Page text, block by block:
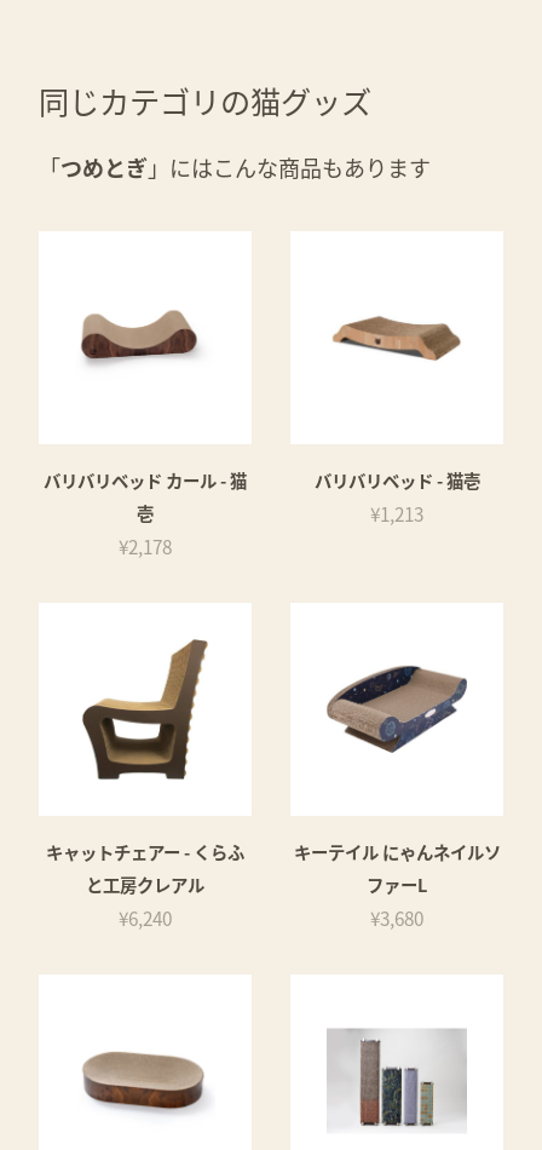
同じカテゴリの猫グッズ
「つめとぎ」にはこんな商品もあります
バリバリベッド カール - 猫
壱
¥2,178
バリバリベッド - 猫壱
¥1,213
キャットチェアー - くらふ
と工房クレアル
¥6,240
キーテイル にゃんネイルソ
ファーL
¥3,680